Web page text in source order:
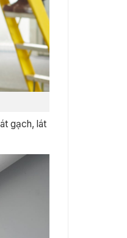
gạch, lát